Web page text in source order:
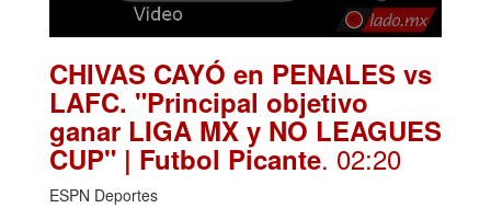
CHIVAS CAYÓ en PENALES vs
LAFC. "Principal objetivo
ganar LIGA MX y NO LEAGUES
CUP" | Futbol Picante. 02:20
ESPN Deportes